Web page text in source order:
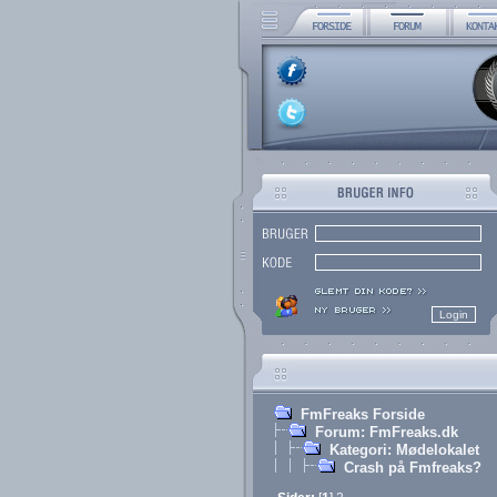
FmFreaks Forside
Forum: FmFreaks.dk
Kategori: Mødelokalet
Crash på Fmfreaks?